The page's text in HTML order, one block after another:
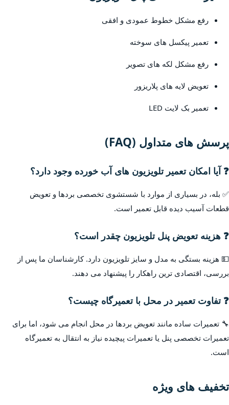
رفع مشکل خطوط عمودی و افقی
تعمیر پیکسل های سوخته
رفع مشکل لکه های تصویر
تعویض لایه های پلاریزور
تعمیر بک لایت LED
پرسش های متداول (FAQ)
❓ آیا امکان تعمیر تلویزیون های آب خورده وجود دارد؟
✅ بله، در بسیاری از موارد با شستشوی تخصصی بردها و تعویض
قطعات آسیب دیده قابل تعمیر است.
❓ هزینه تعویض پنل تلویزیون چقدر است؟
💵 هزینه بستگی به مدل و سایز تلویزیون دارد. کارشناسان ما پس از
بررسی، اقتصادی ترین راهکار را پیشنهاد می دهند.
❓ تفاوت تعمیر در محل با تعمیرگاه چیست؟
🔧 تعمیرات ساده مانند تعویض بردها در محل انجام می شود، اما برای
تعمیرات تخصصی پنل یا تعمیرات پیچیده نیاز به انتقال به تعمیرگاه
است.
تخفیف های ویژه